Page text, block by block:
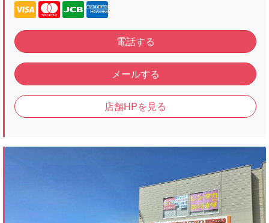
電話する
メールする
店舗HPを見る